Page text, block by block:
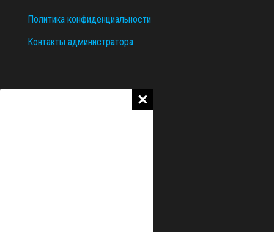
Политика конфиденциальности
Контакты администратора